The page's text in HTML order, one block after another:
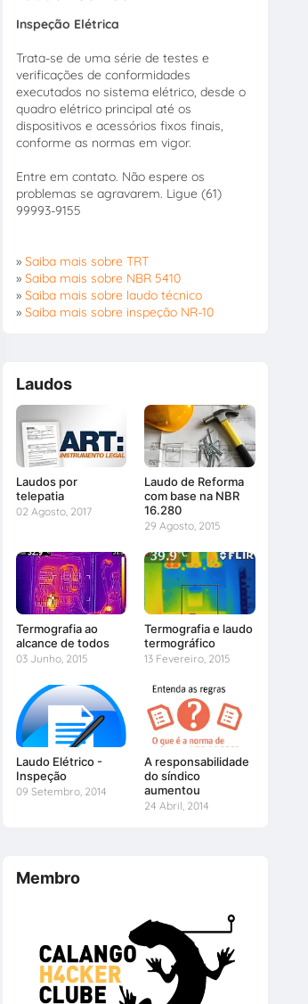
Inspeção Elétrica
Trata-se de uma série de testes e
verificações de conformidades
executados no sistema elétrico, desde o
quadro elétrico principal até os
dispositivos e acessórios fixos finais,
conforme as normas em vigor.
Entre em contato. Não espere os
problemas se agravarem. Ligue (61)
99993-9155
» Saiba mais sobre TRT
» Saiba mais sobre NBR 5410
» Saiba mais sobre laudo técnico
» Saiba mais sobre inspeção NR-10
Laudos
Laudos por
telepatia
02 Agosto, 2017
Laudo de Reforma
com base na NBR
16.280
29 Agosto, 2015
Termografia ao
alcance de todos
03 Junho, 2015
Termografia e laudo
termográfico
13 Fevereiro, 2015
Laudo Elétrico -
Inspeção
09 Setembro, 2014
A responsabilidade
do síndico
aumentou
24 Abril, 2014
Membro